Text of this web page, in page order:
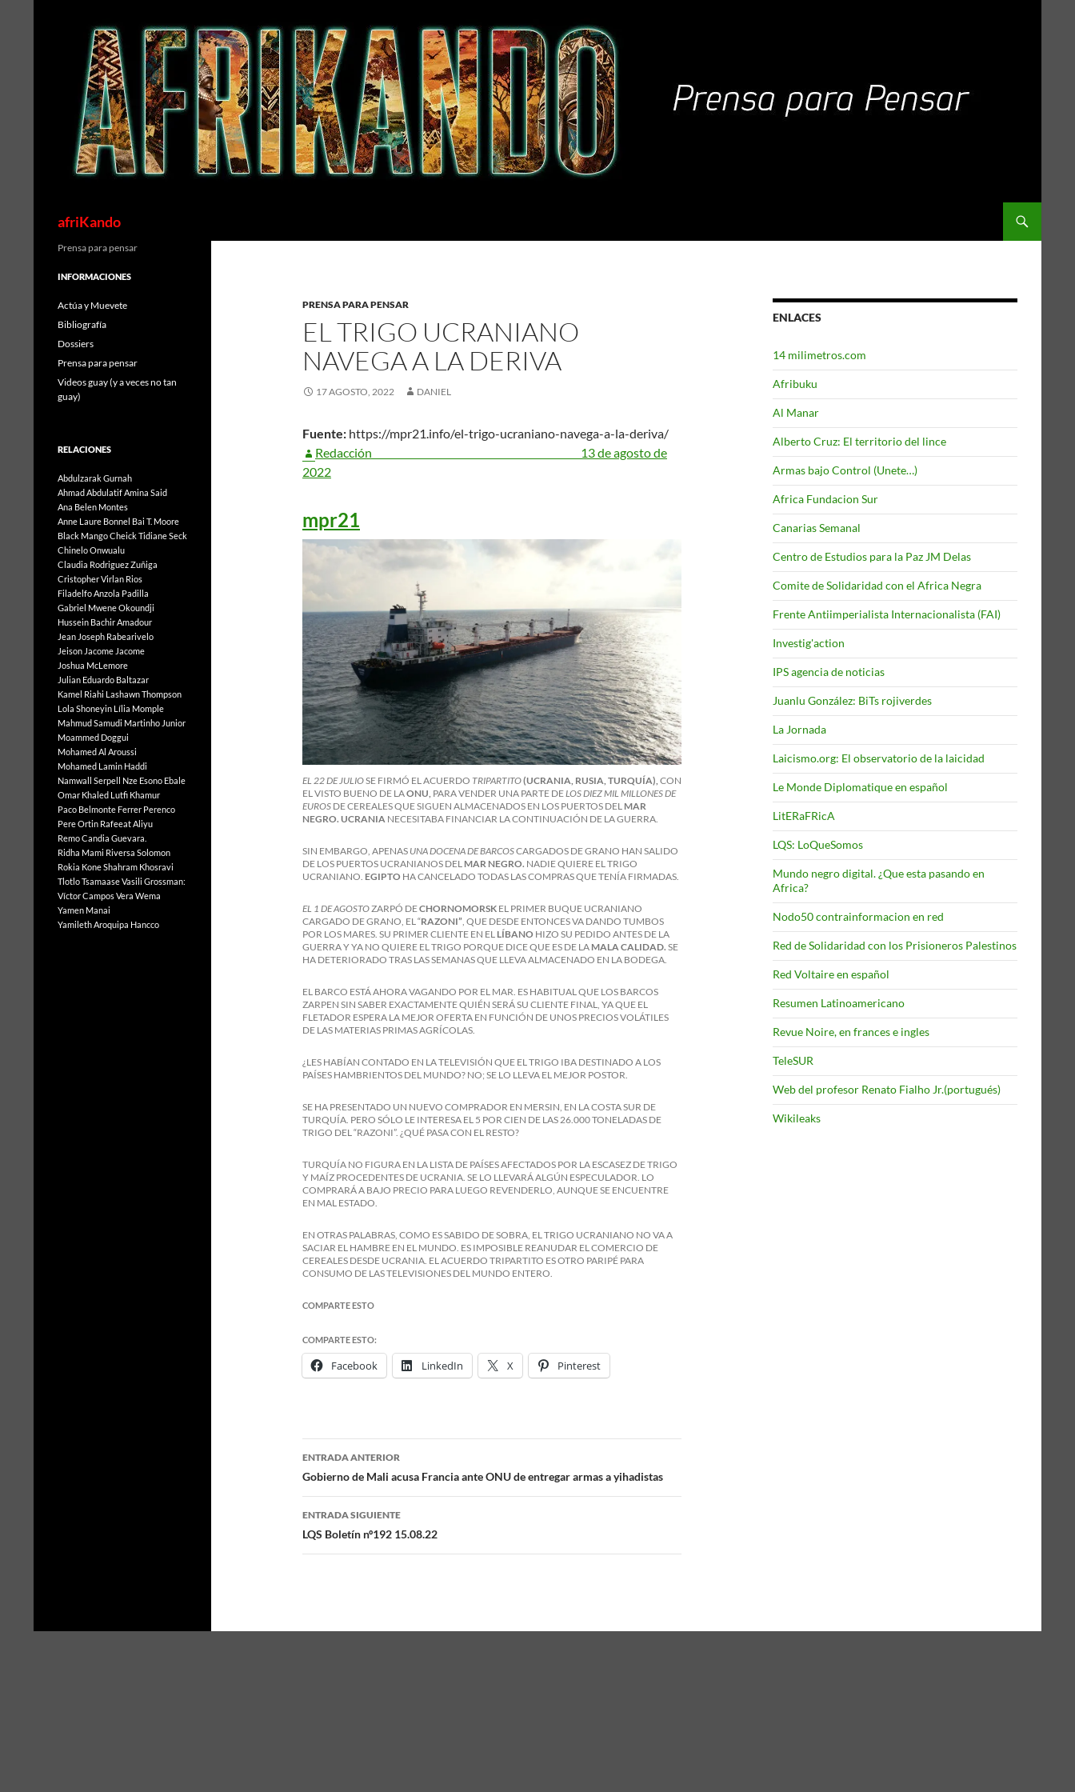
afriKando
PRENSA PARA PENSAR
EL TRIGO UCRANIANO
NAVEGA A LA DERIVA
17 AGOSTO, 2022 DANIEL
Fuente: https://mpr21.info/el-trigo-ucraniano-navega-a-la-deriva/
Redacción 13 de agosto de
2022
mpr21
EL 22 DE JULIOSE FIRMÓ EL ACUERDO TRIPARTITO(UCRANIA, RUSIA, TURQUÍA), CON
EL VISTO BUENO DE LAONU, PARA VENDER UNA PARTE DELOS DIEZ MIL MILLONES DE
EUROS DE CEREALES QUE SIGUEN ALMACENADOS EN LOS PUERTOS DEL MAR
NEGRO. UCRANIA NECESITABA FINANCIAR LA CONTINUACIÓN DE LA GUERRA.
SIN EMBARGO, APENAS UNA DOCENA DE BARCOSCARGADOS DE GRANO HAN SALIDO
DE LOS PUERTOS UCRANIANOS DEL MAR NEGRO. NADIE QUIERE EL TRIGO
UCRANIANO. EGIPTO HA CANCELADO TODAS LAS COMPRAS QUE TENÍA FIRMADAS.
EL 1 DE AGOSTOZARPÓ DECHORNOMORSK EL PRIMER BUQUE UCRANIANO
CARGADO DE GRANO, EL “RAZONI”, QUE DESDE ENTONCES VA DANDO TUMBOS
POR LOS MARES. SU PRIMER CLIENTE EN EL LÍBANO HIZO SU PEDIDO ANTES DE LA
GUERRA Y YA NO QUIERE EL TRIGO PORQUE DICE QUE ES DE LA MALA CALIDAD. SE
HA DETERIORADO TRAS LAS SEMANAS QUE LLEVA ALMACENADO EN LA BODEGA.
EL BARCO ESTÁ AHORA VAGANDO POR EL MAR. ES HABITUAL QUE LOS BARCOS
ZARPEN SIN SABER EXACTAMENTE QUIÉN SERÁ SU CLIENTE FINAL, YA QUE EL
FLETADOR ESPERA LA MEJOR OFERTA EN FUNCIÓN DE UNOS PRECIOS VOLÁTILES
DE LAS MATERIAS PRIMAS AGRÍCOLAS.
¿LES HABÍAN CONTADO EN LA TELEVISIÓN QUE EL TRIGO IBA DESTINADO A LOS
PAÍSES HAMBRIENTOS DEL MUNDO? NO; SE LO LLEVA EL MEJOR POSTOR.
SE HA PRESENTADO UN NUEVO COMPRADOR EN MERSIN, EN LA COSTA SUR DE
TURQUÍA. PERO SÓLO LE INTERESA EL 5 POR CIEN DE LAS 26.000 TONELADAS DE
TRIGO DEL “RAZONI”. ¿QUÉ PASA CON EL RESTO?
TURQUÍA NO FIGURA EN LA LISTA DE PAÍSES AFECTADOS POR LA ESCASEZ DE TRIGO
Y MAÍZ PROCEDENTES DE UCRANIA. SE LO LLEVARÁ ALGÚN ESPECULADOR. LO
COMPRARÁ A BAJO PRECIO PARA LUEGO REVENDERLO, AUNQUE SE ENCUENTRE
EN MAL ESTADO.
EN OTRAS PALABRAS, COMO ES SABIDO DE SOBRA, EL TRIGO UCRANIANO NO VA A
SACIAR EL HAMBRE EN EL MUNDO. ES IMPOSIBLE REANUDAR EL COMERCIO DE
CEREALES DESDE UCRANIA. EL ACUERDO TRIPARTITO ES OTRO PARIPÉ PARA
CONSUMO DE LAS TELEVISIONES DEL MUNDO ENTERO.
COMPARTE ESTO
COMPARTE ESTO:
Facebook LinkedIn X Pinterest
Navegación
de
entradas
ENTRADA ANTERIOR
Gobierno de Mali acusa Francia ante ONU de entregar armas a yihadistas
ENTRADA SIGUIENTE
LQS Boletín nº192 15.08.22
ENLACES
14 milimetros.com
Afribuku
Al Manar
Alberto Cruz: El territorio del lince
Armas bajo Control (Unete…)
Africa Fundacion Sur
Canarias Semanal
Centro de Estudios para la Paz JM Delas
Comite de Solidaridad con el Africa Negra
Frente Antiimperialista Internacionalista (FAI)
Investig'action
IPS agencia de noticias
Juanlu González: BiTs rojiverdes
La Jornada
Laicismo.org: El observatorio de la laicidad
Le Monde Diplomatique en español
LitERaFRicA
LQS: LoQueSomos
Mundo negro digital. ¿Que esta pasando en
Africa?
Nodo50 contrainformacion en red
Red de Solidaridad con los Prisioneros Palestinos
Red Voltaire en español
Resumen Latinoamericano
Revue Noire, en frances e ingles
TeleSUR
Web del profesor Renato Fialho Jr.(portugués)
Wikileaks
Prensa para pensar
INFORMACIONES
Actúa y Muevete
Bibliografía
Dossiers
Prensa para pensar
Videos guay (y a veces no tan
guay)
RELACIONES
Abdulzarak Gurnah
Ahmad AbdulatifAmina Said
Ana Belen Montes
Anne Laure Bonnel Bai T. Moore
Black MangoCheick Tidiane Seck
Chinelo Onwualu
Claudia Rodriguez Zuñiga
Cristopher Virlan Rios
Filadelfo Anzola Padilla
Gabriel Mwene Okoundji
Hussein Bachir Amadour
Jean Joseph Rabearivelo
Jeison Jacome Jacome
Joshua McLemore
Julian Eduardo Baltazar
Kamel Riahi Lashawn Thompson
Lola Shoneyin Lília Momple
Mahmud Samudi Martinho Junior
Moammed Doggui
Mohamed Al Aroussi
Mohamed Lamin Haddi
Namwall Serpell Nze Esono Ebale
Omar Khaled Lutfi Khamur
Paco Belmonte Ferrer Perenco
Pere Ortin Rafeeat Aliyu
Remo Candia Guevara.
Ridha Mami Riversa Solomon
Rokia KoneShahram Khosravi
Tlotlo TsamaaseVasili Grossman:
Víctor Campos Vera Wema
Yamen Manai
Yamileth Aroquipa Hancco